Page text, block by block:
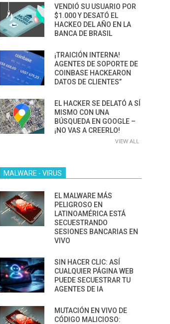
VENDIÓ SU USUARIO POR
$1.000 Y DESATÓ EL
HACKEO DEL AÑO EN LA
BANCA DE BRASIL
¡TRAICIÓN INTERNA!
AGENTES DE SOPORTE DE
COINBASE HACKEARON
DATOS DE CLIENTES”
EL HACKER SE DELATÓ A SÍ
MISMO CON UNA
BÚSQUEDA EN GOOGLE –
¡NO VAS A CREERLO!
VIEW ALL
MALWARE - VIRUS
EL MALWARE MÁS
PELIGROSO EN
LATINOAMÉRICA ESTÁ
SECUESTRANDO
SESIONES BANCARIAS EN
VIVO
SIN HACER CLIC: ASÍ
CUALQUIER PÁGINA WEB
PUEDE SECUESTRAR TU
AGENTES DE IA
MUTACIÓN EN VIVO DE
CÓDIGO MALICIOSO: